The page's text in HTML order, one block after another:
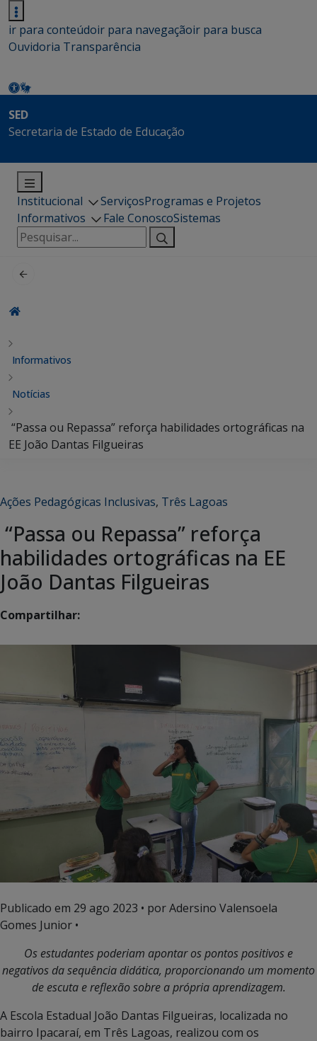
ir para conteúdoir para navegaçãoir para busca
Ouvidoria Transparência
SED
Secretaria de Estado de Educação
Institucional ServiçosProgramas e Projetos
Informativos
Fale ConoscoSistemas
Pesquisar
por:
Informativos
Notícias
“Passa ou Repassa” reforça habilidades ortográficas na
EE João Dantas Filgueiras
Ações Pedagógicas Inclusivas, Três Lagoas
“Passa ou Repassa” reforça
habilidades ortográficas na EE
João Dantas Filgueiras
Compartilhar:
Publicado em 29 ago 2023 • por Adersino Valensoela
Gomes Junior •
Os estudantes poderiam apontar os pontos positivos e
negativos da sequência didática, proporcionando um momento
de escuta e reflexão sobre a própria aprendizagem.
A Escola Estadual João Dantas Filgueiras, localizada no
bairro Ipacaraí, em Três Lagoas, realizou com os